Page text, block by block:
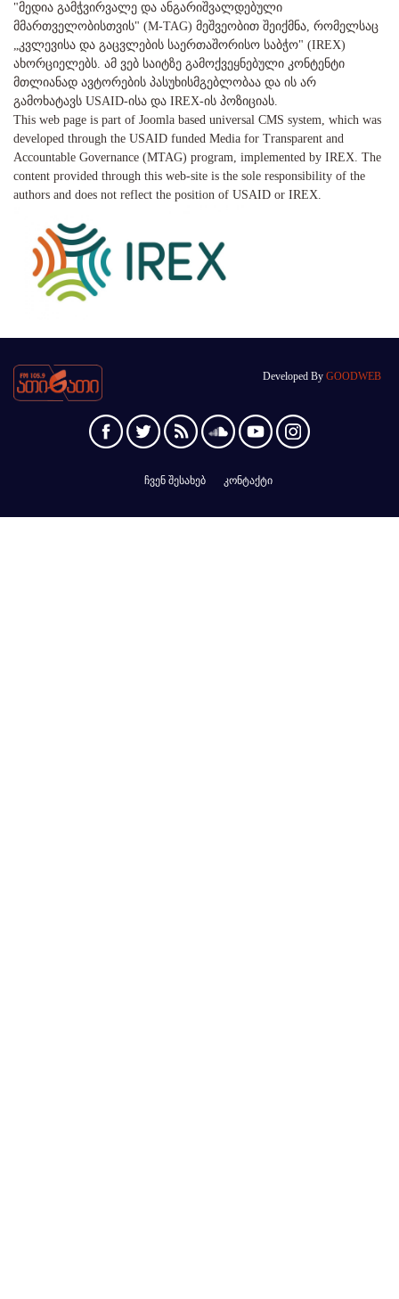
"მედია გამჭვირვალე და ანგარიშვალდებული
მმართველობისთვის" (M-TAG) მეშვეობით შეიქმნა, რომელსაც
„კვლევისა და გაცვლების საერთაშორისო საბჭო" (IREX)
ახორციელებს. ამ ვებ საიტზე გამოქვეყნებული კონტენტი
მთლიანად ავტორების პასუხისმგებლობაა და ის არ
გამოხატავს USAID-ისა და IREX-ის პოზიციას.
This web page is part of Joomla based universal CMS system, which was
developed through the USAID funded Media for Transparent and
Accountable Governance (MTAG) program, implemented by IREX. The
content provided through this web-site is the sole responsibility of the
authors and does not reflect the position of USAID or IREX.
Developed By GOODWEB
ჩვენ შესახებ კონტაქტი